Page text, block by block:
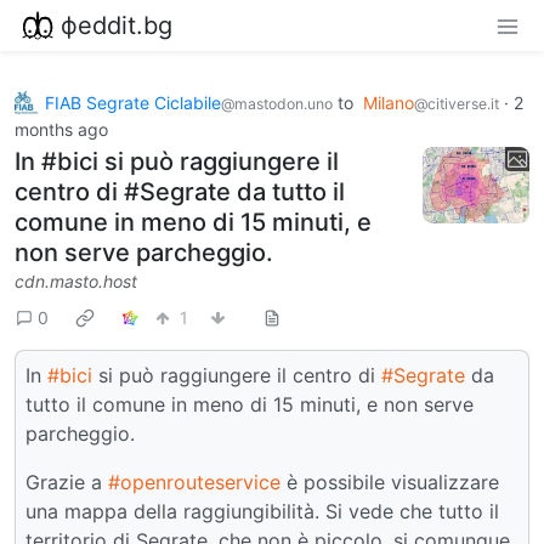
фeddit.bg
FIAB Segrate Ciclabile@mastodon.uno to Milano@citiverse.it · 2
months ago
In #bici si può raggiungere il
centro di #Segrate da tutto il
comune in meno di 15 minuti, e
non serve parcheggio.
cdn.masto.host
0
1
In #bici si può raggiungere il centro di #Segrate da
tutto il comune in meno di 15 minuti, e non serve
parcheggio.
Grazie a #openrouteservice è possibile visualizzare
una mappa della raggiungibilità. Si vede che tutto il